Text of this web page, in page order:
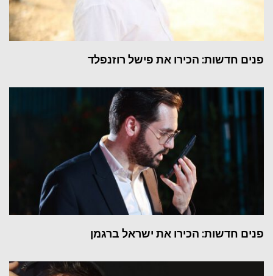
פנים חדשות: הכירו את פישל רוזנפלד
פנים חדשות: הכירו את ישראל ברגמן